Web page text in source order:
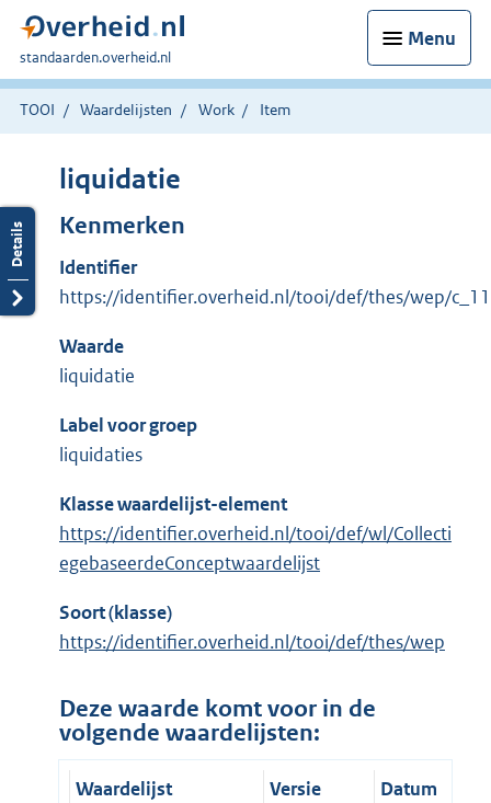
Menu
U
bent
hier:
standaarden.overheid.nl
TOOI Waardelijsten Work Item
liquidatie
Kenmerken
Identifier
https://identifier.overheid.nl/tooi/def/thes/wep/
Waarde
liquidatie
Label voor groep
liquidaties
Klasse waardelijst-element
https://identifier.overheid.nl/tooi/def/wl/Collecti
egebaseerdeConceptwaardelijst
Soort (klasse)
https://identifier.overheid.nl/tooi/def/thes/wep
Deze waarde komt voor in de
volgende waardelijsten:
Waardelijst Versie
Datum